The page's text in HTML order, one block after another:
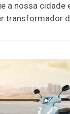
a nossa
transformador